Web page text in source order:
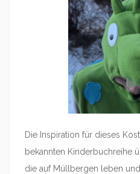
Die Inspiration für dieses
bekannten Kinderbuchreihe
die auf Müllbergen leben